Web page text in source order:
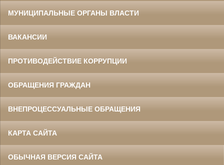
МУНИЦИПАЛЬНЫЕ ОРГАНЫ ВЛАСТИ
ВАКАНСИИ
ПРОТИВОДЕЙСТВИЕ КОРРУПЦИИ
ОБРАЩЕНИЯ ГРАЖДАН
ВНЕПРОЦЕССУАЛЬНЫЕ ОБРАЩЕНИЯ
КАРТА САЙТА
ОБЫЧНАЯ ВЕРСИЯ САЙТА